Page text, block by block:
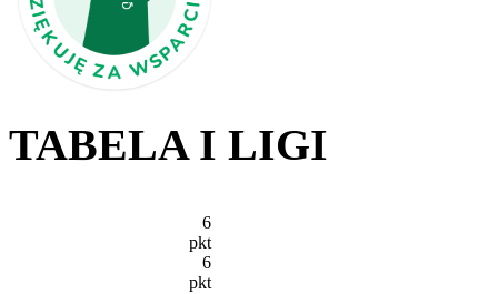
TABELA I LIGI
6
pkt
6
pkt